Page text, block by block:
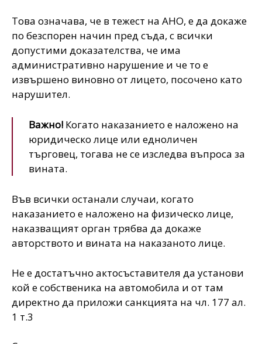
Това означава, че в тежест на АНО, е да докаже
по безспорен начин пред съда, с всички
допустими доказателства, че има
административно нарушение и че то е
извършено виновно от лицето, посочено като
нарушител.
Важно! Когато наказанието е наложено на
юридическо лице или едноличен
търговец, тогава не се изследва въпроса за
вината.
Във всички останали случаи, когато
наказанието е наложено на физическо лице,
наказващият орган трябва да докаже
авторството и вината на наказаното лице.
Не е достатъчно актосъставителя да установи
кой е собственика на автомобила и от там
директно да приложи санкцията на чл. 177 ал.
1 т.3